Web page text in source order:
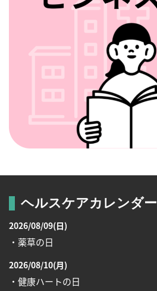
ヘルスケアカレンダー
2026/08/09(日)
・薬草の日
2026/08/10(月)
・健康ハートの日